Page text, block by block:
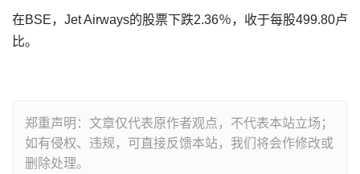
在BSE，Jet Airways的股票下跌2.36％，收于每股499.80卢
比。
郑重声明：文章仅代表原作者观点，不代表本站立场；
如有侵权、违规，可直接反馈本站，我们将会作修改或
删除处理。